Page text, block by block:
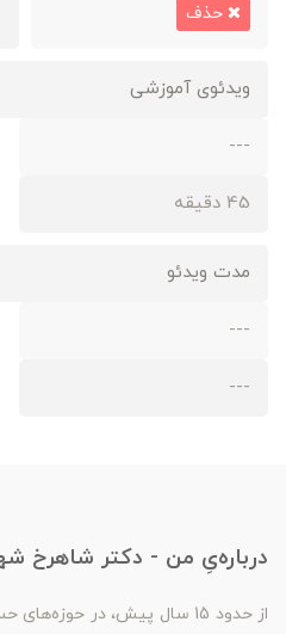
حذف
ویدئوی آموزشی
---
45 دقیقه
مدت ویدئو
---
---
درباره‌یِ من - دکتر شاهرخ
از حدود 15 سال پیش، در